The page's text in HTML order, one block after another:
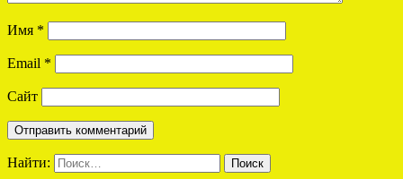
Имя *
Email *
Сайт
Найти: